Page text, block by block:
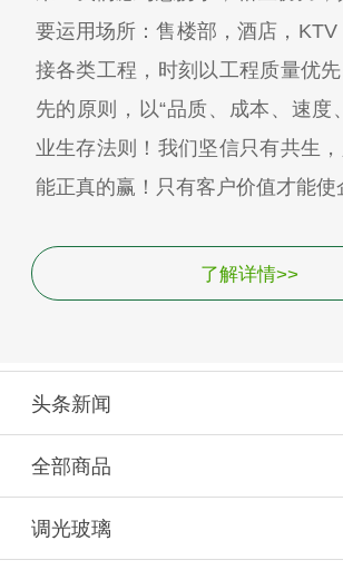
要运用场所：售楼部，酒店，
接各类工程，时刻以工程质量优
先的原则，以“品质、成本、速度
业生存法则！我们坚信只有共生
能正真的赢！只有客户价值才能使
了解详情>>
头条新闻
全部商品
调光玻璃